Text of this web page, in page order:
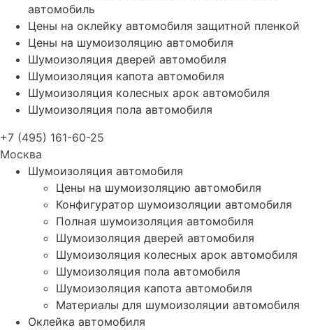
автомобиль
Цены на оклейку автомобиля защитной пленкой
Цены на шумоизоляцию автомобиля
Шумоизоляция дверей автомобиля
Шумоизоляция капота автомобиля
Шумоизоляция колесных арок автомобиля
Шумоизоляция пола автомобиля
+7 (495) 161-60-25
Москва
Шумоизоляция автомобиля
Цены на шумоизоляцию автомобиля
Конфигуратор шумоизоляции автомобиля
Полная шумоизоляция автомобиля
Шумоизоляция дверей автомобиля
Шумоизоляция колесных арок автомобиля
Шумоизоляция пола автомобиля
Шумоизоляция капота автомобиля
Материалы для шумоизоляции автомобиля
Оклейка автомобиля